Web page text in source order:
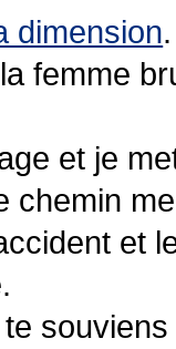
dimension.
femme
et je
chemin
et
te